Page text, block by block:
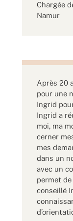
Chargée
Namur
Après 20
pour une
Ingrid
Ingrid a
moi, ma
cerner
mes
dans un
avec un
permet de
conseillé